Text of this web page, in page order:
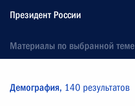
Президент России
Материалы по выбранной теме
Демография, 140 результатов